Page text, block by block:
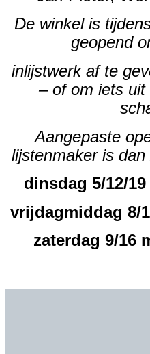
De winkel is
geopend
inlijstwerk af te
– of om iets
Aangepaste
lijstenmaker is
dinsdag 5/12/19
vrijdagmiddag 8/
zaterdag 9/16